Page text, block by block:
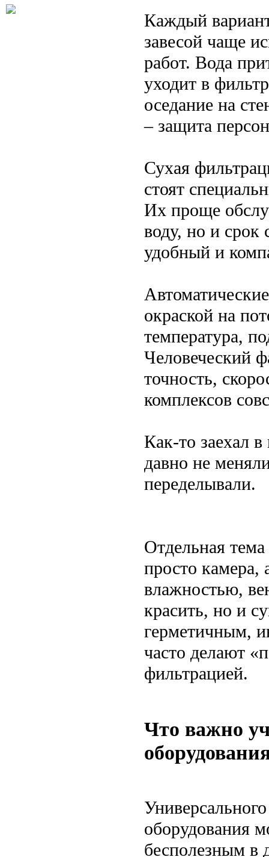
Каждый
завесой чаще
работ. Вода
уходит в
оседание на
– защита
Сухая
стоят
Их проще
воду, но и срок
удобный и
окраской на
температура,
Человеческий
точность,
комплексов
Как-то заехал
давно не
переделывали.
Отдельная
просто камера,
влажностью,
красить, но и
герметичным,
часто делают
фильтрацией.
Что важно
оборудования
бесполезным в